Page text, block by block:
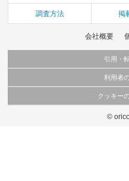
調査方法 掲
会社概要
引用・
当サイトで公開されている情報（文字、
これらの情報を権利者の許可なく無断転
利用者
当サイトに掲載している内容はすべてサ
弊社の見解・ 意見ではないことをご理解
クッキー
このサイトでは Cookie を使用して、ユー
©